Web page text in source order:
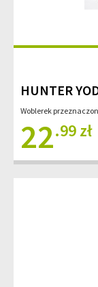
HUNTER
Woblerek
22.99 zł